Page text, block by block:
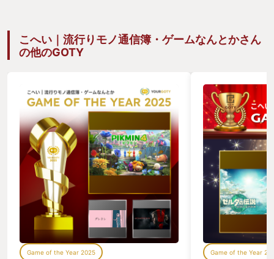
こへい｜流行りモノ通信簿・ゲームなんとかさん
の他のGOTY
Game of the Year 2025 Game of the Year